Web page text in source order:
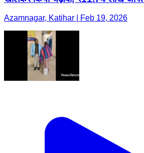
Azamnagar, Katihar | Feb 19, 2026